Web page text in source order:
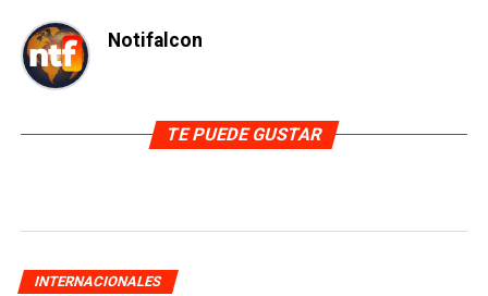
Notifalcon
TE PUEDE GUSTAR
INTERNACIONALES